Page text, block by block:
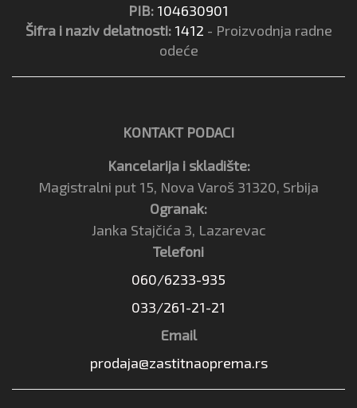
PIB: 104630901
Šifra i naziv delatnosti: 1412 - Proizvodnja radne
odeće
KONTAKT PODACI
Kancelarija i skladište:
Magistralni put 15, Nova Varoš 31320, Srbija
Ogranak:
Janka Stajčića 3, Lazarevac
Telefoni
060/6233-935
033/261-21-21
Email
prodaja@zastitnaoprema.rs